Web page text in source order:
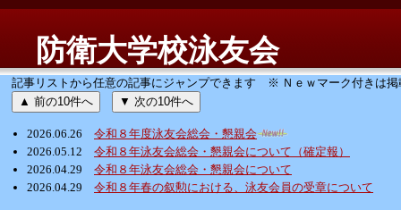
防衛大学校泳友会
記事リストから任意の記事にジャンプできます ※ Ｎｅｗマーク付きは掲
▲ 前の10件へ
▼ 次の10件へ
2026.06.26
令和８年度泳友会総会・懇親会
2026.05.12
令和８年泳友会総会・懇親会について（確定報）
2026.04.29
令和８年泳友会総会・懇親会について
2026.04.29
令和８年春の叙勲における、泳友会員の受章について